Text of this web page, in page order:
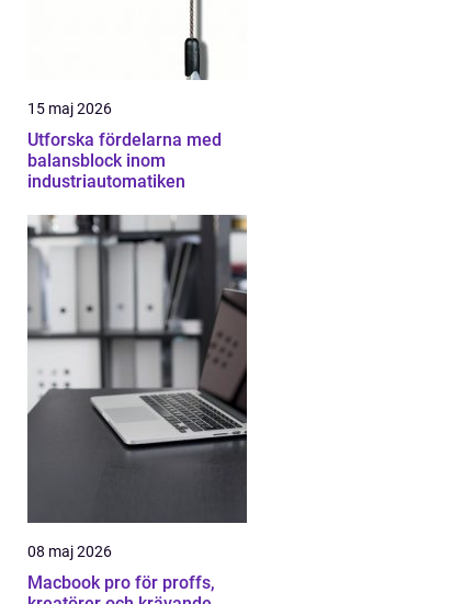
15 maj 2026
Utforska fördelarna med
balansblock inom
industriautomatiken
08 maj 2026
Macbook pro för proffs,